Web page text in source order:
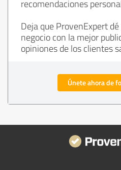
recomendaciones
Deja que ProvenExpert
negocio con la mejor
opiniones de los clientes
Únete ahora de